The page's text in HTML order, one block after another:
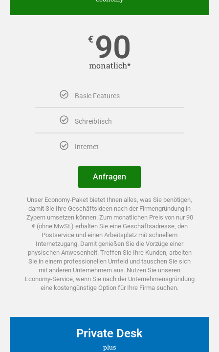
€ 90
monatlich*
Basic Features
Schreibtisch
Internet
Anfragen
Unser Economy-Paket bietet Ihnen alles, was Sie benötigen,
damit Sie Ihre Geschäftsideen nach der Firmengründung in
Zypern umsetzen können. Zum monatlichen Preis von nur 90
€ (ohne MwSt.) erhalten Sie eine Geschäftsadresse, den
Postservice und einen Arbeitsplatz mit schnellem
Internetzugang. Damit genießen Sie die Vorzüge einer
physischen Anwesenheit. Treffen Sie Ihre Kunden, arbeiten
Sie in einem professionellen Umfeld und tauschen Sie sich
mit anderen Unternehmern aus. Nutzen Sie unseren
Economy-Service, wenn Sie nach der Unternehmensgründung
eine kostengünstige Option für Ihre Firma suchen.
Private Desk
plus